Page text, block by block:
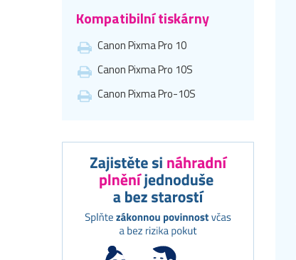
Kompatibilní tiskárny
Canon Pixma Pro 10
Canon Pixma Pro 10S
Canon Pixma Pro-10S